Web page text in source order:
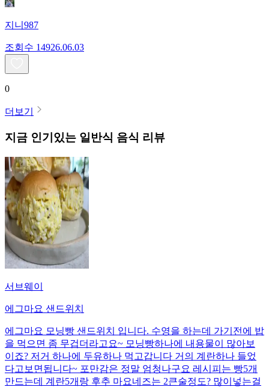
지니987
조회수 14926.06.03
0
더보기
지금 인기있는 일반식 음식 리뷰
서브웨이
에그마요 샌드위치
에그마요 모닝빵 샌드위치 입니다. 수영을 하는데 가기전에 밥
을 먹으면 좀 무겁더라고요~ 모닝빵하나에 내용물이 많아보
이죠? 저거 하나에 두유하나 먹고갑니다 거의 계란하나 들었
다고보면됩니다~ 포만감은 정말 엄청나구요 레시피는 빵5개
만드는데 계란5개랑 후추 마요네즈는 2큰술정도? 많이넣는걸